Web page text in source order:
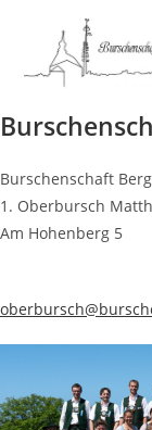
springen
Burschenschaft
1. Oberbursch
Am Hohenberg 5